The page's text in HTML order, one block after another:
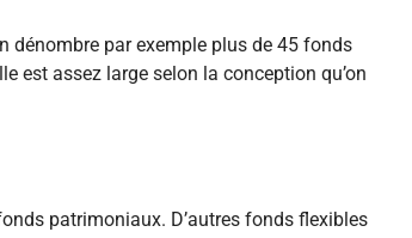
dénombre par exemple plus de 45 fonds
est assez large selon la conception qu’on
patrimoniaux. D’autres fonds flexibles